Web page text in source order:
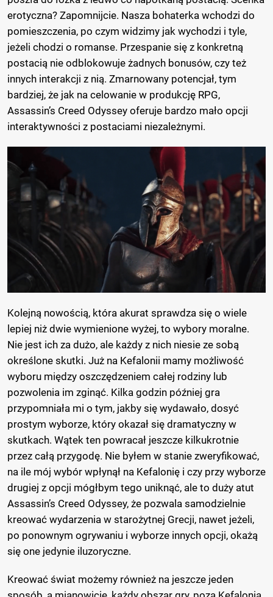
erotyczna? Zapomnijcie. Nasza bohaterka wchodzi do
pomieszczenia, po czym widzimy jak wychodzi i tyle,
jeżeli chodzi o romanse. Przespanie się z konkretną
postacią nie odblokowuje żadnych bonusów, czy też
innych interakcji z nią. Zmarnowany potencjał, tym
bardziej, że jak na celowanie w produkcję RPG,
Assassin’s Creed Odyssey oferuje bardzo mało opcji
interaktywności z postaciami niezależnymi.
Kolejną nowością, która akurat sprawdza się o wiele
lepiej niż dwie wymienione wyżej, to wybory moralne.
Nie jest ich za dużo, ale każdy z nich niesie ze sobą
określone skutki. Już na Kefalonii mamy możliwość
wyboru między oszczędzeniem całej rodziny lub
pozwolenia im zginąć. Kilka godzin później gra
przypomniała mi o tym, jakby się wydawało, dosyć
prostym wyborze, który okazał się dramatyczny w
skutkach. Wątek ten powracał jeszcze kilkukrotnie
przez całą przygodę. Nie byłem w stanie zweryfikować,
na ile mój wybór wpłynął na Kefalonię i czy przy wyborze
drugiej z opcji mógłbym tego uniknąć, ale to duży atut
Assassin’s Creed Odyssey, że pozwala samodzielnie
kreować wydarzenia w starożytnej Grecji, nawet jeżeli,
po ponownym ogrywaniu i wyborze innych opcji, okażą
się one jedynie iluzoryczne.
Kreować świat możemy również na jeszcze jeden